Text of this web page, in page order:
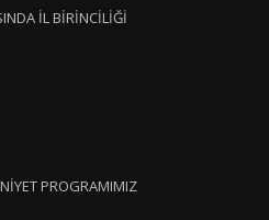
İL BİRİNCİLİĞİ
PROGRAMIMIZ